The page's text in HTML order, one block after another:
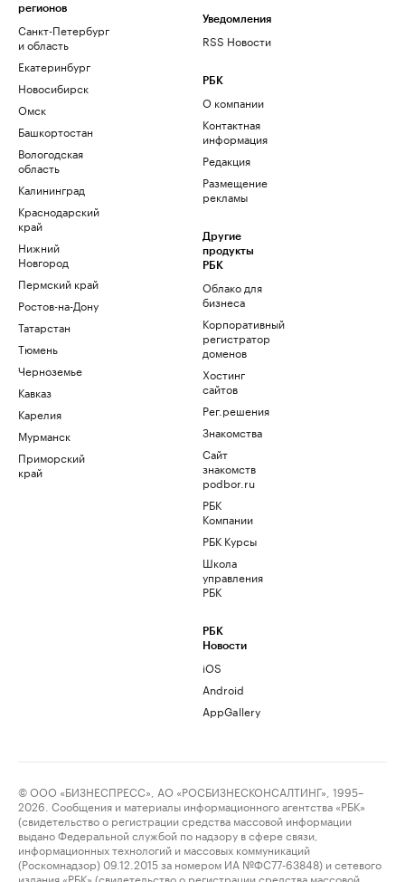
регионов
Санкт-Петербург
и область
Екатеринбург
Новосибирск
Омск
Башкортостан
Вологодская
область
Калининград
Краснодарский
край
Нижний
Новгород
Пермский край
Ростов-на-Дону
Татарстан
Тюмень
Черноземье
Кавказ
Карелия
Мурманск
Приморский
край
Уведомления
RSS Новости
РБК
О компании
Контактная
информация
Редакция
Размещение
рекламы
Другие
продукты
РБК
Облако для
бизнеса
Корпоративный
регистратор
доменов
Хостинг
сайтов
Рег.решения
Знакомства
Сайт
знакомств
podbor.ru
РБК
Компании
РБК Курсы
Школа
управления
РБК
РБК
Новости
iOS
Android
AppGallery
© ООО «БИЗНЕСПРЕСС», АО «РОСБИЗНЕСКОНСАЛТИНГ», 1995–
2026. Сообщения и материалы информационного агентства «РБК»
(свидетельство о регистрации средства массовой информации
выдано Федеральной службой по надзору в сфере связи,
информационных технологий и массовых коммуникаций
(Роскомнадзор) 09.12.2015 за номером ИА №ФС77-63848) и сетевого
издания «РБК» (свидетельство о регистрации средства массовой